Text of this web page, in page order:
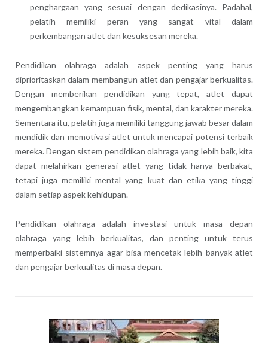
penghargaan yang sesuai dengan dedikasinya. Padahal,
pelatih memiliki peran yang sangat vital dalam
perkembangan atlet dan kesuksesan mereka.
Pendidikan olahraga adalah aspek penting yang harus
diprioritaskan dalam membangun atlet dan pengajar berkualitas.
Dengan memberikan pendidikan yang tepat, atlet dapat
mengembangkan kemampuan fisik, mental, dan karakter mereka.
Sementara itu, pelatih juga memiliki tanggung jawab besar dalam
mendidik dan memotivasi atlet untuk mencapai potensi terbaik
mereka. Dengan sistem pendidikan olahraga yang lebih baik, kita
dapat melahirkan generasi atlet yang tidak hanya berbakat,
tetapi juga memiliki mental yang kuat dan etika yang tinggi
dalam setiap aspek kehidupan.
Pendidikan olahraga adalah investasi untuk masa depan
olahraga yang lebih berkualitas, dan penting untuk terus
memperbaiki sistemnya agar bisa mencetak lebih banyak atlet
dan pengajar berkualitas di masa depan.